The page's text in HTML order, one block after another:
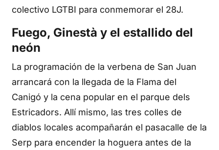
colectivo LGTBI para conmemorar el 28J.
Fuego, Ginestà y el estallido del
neón
La programación de la verbena de San Juan
arrancará con la llegada de la Flama del
Canigó y la cena popular en el parque dels
Estricadors. Allí mismo, las tres colles de
diablos locales acompañarán el pasacalle de la
Serp para encender la hoguera antes de la